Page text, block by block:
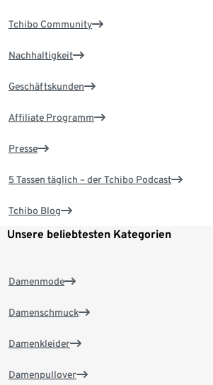
Tchibo Community
Nachhaltigkeit
Geschäftskunden
Affiliate Programm
Presse
5 Tassen täglich – der Tchibo Podcast
Tchibo Blog
Unsere beliebtesten Kategorien
Damenmode
Damenschmuck
Damenkleider
Damenpullover